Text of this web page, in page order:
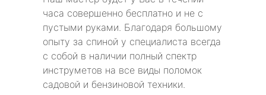
часа совершенно бесплатно и не с
пустыми руками. Благодаря большому
опыту за спиной у специалиста всегда
с собой в наличии полный спектр
инструметов на все виды поломок
садовой и бензиновой техники.